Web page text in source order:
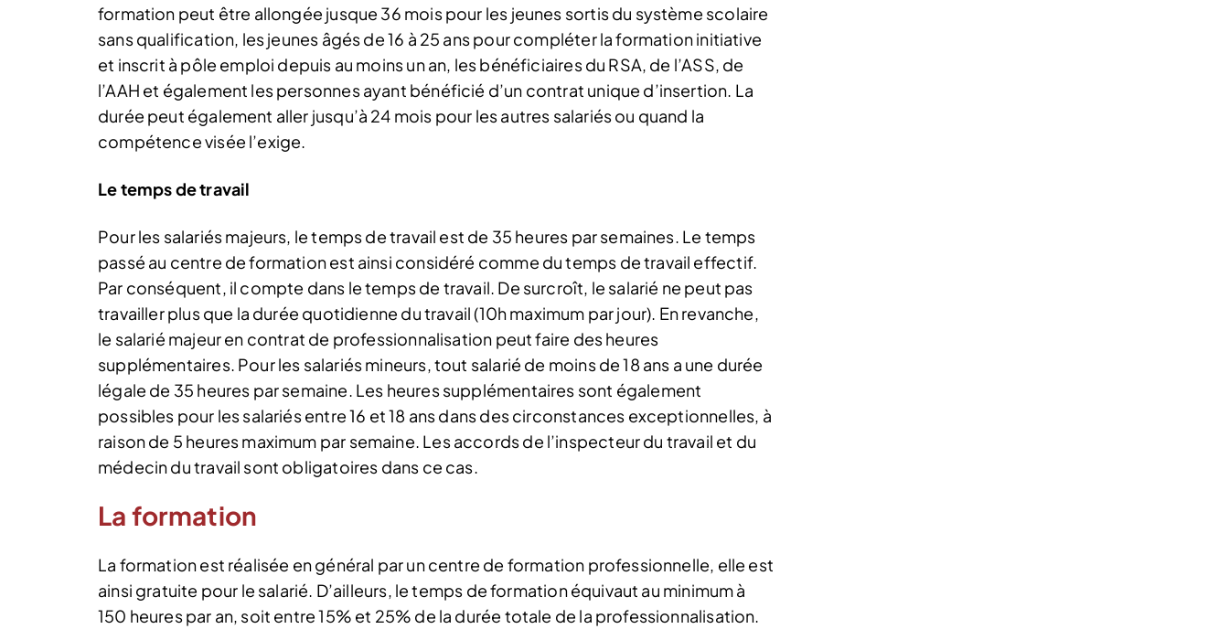
formation peut être allongée jusque 36 mois pour les jeunes sortis du système scolaire
sans qualification, les jeunes âgés de 16 à 25 ans pour compléter la formation initiative
et inscrit à pôle emploi depuis au moins un an, les bénéficiaires du RSA, de l’ASS, de
l’AAH et également les personnes ayant bénéficié d’un contrat unique d’insertion. La
durée peut également aller jusqu’à 24 mois pour les autres salariés ou quand la
compétence visée l’exige.
Le temps de travail
Pour les salariés majeurs, le temps de travail est de 35 heures par semaines. Le temps
passé au centre de formation est ainsi considéré comme du temps de travail effectif.
Par conséquent, il compte dans le temps de travail. De surcroît, le salarié ne peut pas
travailler plus que la durée quotidienne du travail (10h maximum par jour). En revanche,
le salarié majeur en contrat de professionnalisation peut faire des heures
supplémentaires. Pour les salariés mineurs, tout salarié de moins de 18 ans a une durée
légale de 35 heures par semaine. Les heures supplémentaires sont également
possibles pour les salariés entre 16 et 18 ans dans des circonstances exceptionnelles, à
raison de 5 heures maximum par semaine. Les accords de l’inspecteur du travail et du
médecin du travail sont obligatoires dans ce cas.
La formation
La formation est réalisée en général par un centre de formation professionnelle, elle est
ainsi gratuite pour le salarié. D’ailleurs, le temps de formation équivaut au minimum à
150 heures par an, soit entre 15% et 25% de la durée totale de la professionnalisation.